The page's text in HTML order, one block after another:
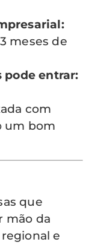
meses de
pode entrar:
com
um bom
que
mão da
e